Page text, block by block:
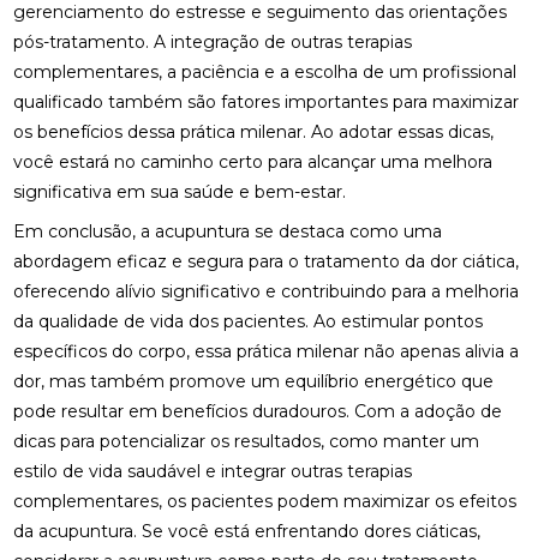
gerenciamento do estresse e seguimento das orientações
pós-tratamento. A integração de outras terapias
complementares, a paciência e a escolha de um profissional
qualificado também são fatores importantes para maximizar
os benefícios dessa prática milenar. Ao adotar essas dicas,
você estará no caminho certo para alcançar uma melhora
significativa em sua saúde e bem-estar.
Em conclusão, a acupuntura se destaca como uma
abordagem eficaz e segura para o tratamento da dor ciática,
oferecendo alívio significativo e contribuindo para a melhoria
da qualidade de vida dos pacientes. Ao estimular pontos
específicos do corpo, essa prática milenar não apenas alivia a
dor, mas também promove um equilíbrio energético que
pode resultar em benefícios duradouros. Com a adoção de
dicas para potencializar os resultados, como manter um
estilo de vida saudável e integrar outras terapias
complementares, os pacientes podem maximizar os efeitos
da acupuntura. Se você está enfrentando dores ciáticas,
OSTEOPATIA CERVICAL: COMO ALIVIAR DORES E
MELHORAR SUA QUALIDADE DE VIDA
OSTEOPATIA CERVICAL: TRATAMENTOS EFICAZES
PARA ALÍVIO DA DOR E RIGIDEZ
OSTEOPATIA COLUNA: COMO ESSA PRÁTICA PODE
TRANSFORMAR SUA SAÚDE
OSTEOPATIA COLUNA: COMO MELHORA A SAÚDE
DA SUA COLUNA
OSTEOPATIA COLUNA: TRATAMENTOS E BENEFÍCIOS
QUE VOCÊ PRECISA CONHECER
OSTEOPATIA DA COLUNA: TRATAMENTOS E
BENEFÍCIOS ESSENCIAIS
OSTEOPATIA E ESCOLIOSE: ALÍVIO E TRATAMENTO
OSTEOPATIA E ESCOLIOSE: TRATAMENTOS